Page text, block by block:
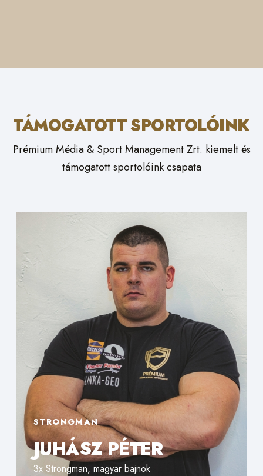
TÁMOGATOTT SPORTOLÓINK
Prémium Média & Sport Management Zrt. kiemelt és
támogatott sportolóink csapata
STRONGMAN
JUHÁSZ PÉTER
3x Strongman, magyar bajnok